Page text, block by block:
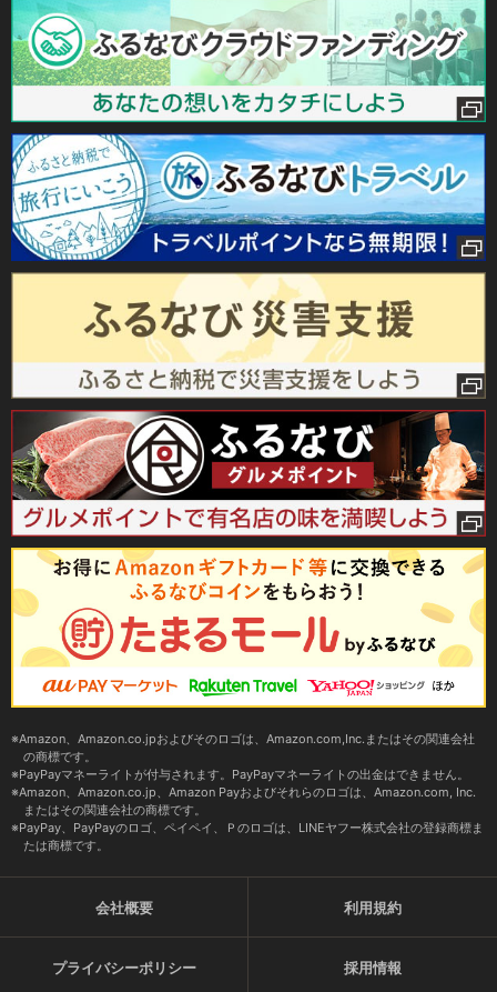
Amazon、Amazon.co.jpおよびそのロゴは、Amazon.com,Inc.またはその関連会社
の商標です。
PayPayマネーライトが付与されます。PayPayマネーライトの出金はできません。
Amazon、Amazon.co.jp、Amazon Payおよびそれらのロゴは、Amazon.com, Inc.
またはその関連会社の商標です。
PayPay、PayPayのロゴ、ペイペイ、Ｐのロゴは、LINEヤフー株式会社の登録商標ま
たは商標です。
会社概要 利用規約
プライバシーポリシー 採用情報